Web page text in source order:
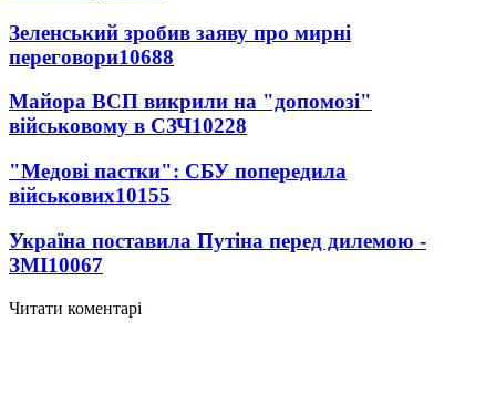
Зеленський зробив заяву про мирні
переговори10688
Майора ВСП викрили на "допомозі"
військовому в СЗЧ10228
"Медові пастки": СБУ попередила
військових10155
Україна поставила Путіна перед дилемою -
ЗМІ10067
Читати коментарі